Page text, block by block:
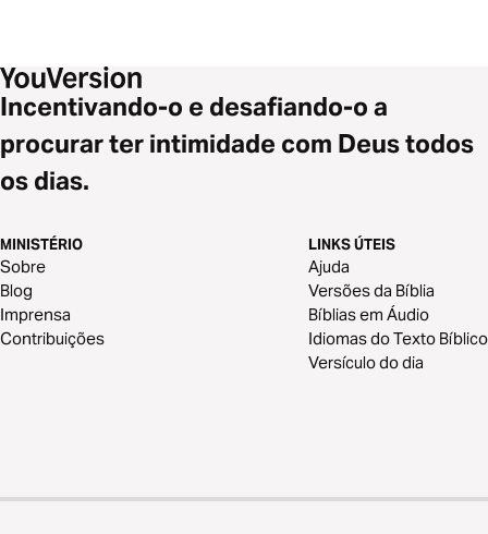
Incentivando-o e desafiando-o a
procurar ter intimidade com Deus todos
os dias.
MINISTÉRIO
Sobre
Blog
Imprensa
Contribuições
LINKS ÚTEIS
Ajuda
Versões da Bíblia
Bíblias em Áudio
Idiomas do Texto Bíblico
Versículo do dia